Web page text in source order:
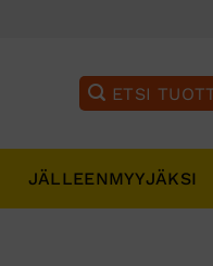
JÄLLEENMYYJÄKSI